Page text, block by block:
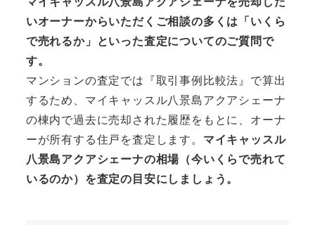
いオーナーからいただくご相談の多くは「いくら
で売れるか」といった査定についてのご質問で
す。
マンションの査定では『取引事例比較法』で算出
するため、マイキャッスル八景島アクアシェーナ
の棟内で過去に売却された履歴をもとに、オーナ
ーが所有する住戸を査定します。 マイキャッスル
八景島アクアシェーナの相場（今いくらで売れて
いるのか）を査定の目安にしましょう。